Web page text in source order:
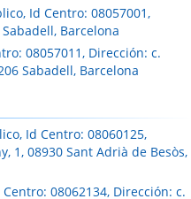
Id Centro: 08057001,
Barcelona
08057011, Dirección: c.
Sabadell, Barcelona
Id Centro: 08060125,
1, 08930 Sant Adrià de Besòs,
08062134, Dirección: c.